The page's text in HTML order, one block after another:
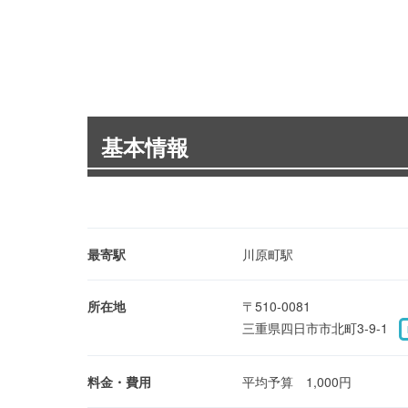
基本情報
最寄駅 川原町駅
所在地
〒510-0081
三重県四日市市北町3-9-1
料金・費用 平均予算 1,000円